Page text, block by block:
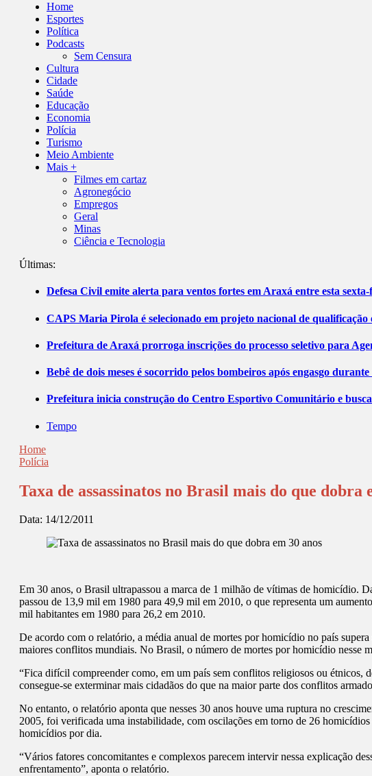
Home
Esportes
Política
Podcasts
Sem Censura
Cultura
Cidade
Saúde
Educação
Economia
Polícia
Turismo
Meio Ambiente
Mais +
Filmes em cartaz
Agronegócio
Empregos
Geral
Minas
Ciência e Tecnologia
Últimas:
Defesa Civil emite alerta para ventos fortes em Araxá entre esta sexta-
CAPS Maria Pirola é selecionado em projeto nacional de
Prefeitura de Araxá prorroga inscrições do processo seletivo para
Bebê de dois meses é socorrido pelos bombeiros após engasgo
Prefeitura inicia construção do Centro Esportivo Comunitário e
Tempo
Home
Polícia
Taxa de assassinatos no Brasil mais do que dobra
Data: 14/12/2011
Em 30 anos, o Brasil ultrapassou a marca de 1 milhão de vítimas de homicídio.
passou de 13,9 mil em 1980 para 49,9 mil em 2010, o que representa um
mil habitantes em 1980 para 26,2 em 2010.
De acordo com o relatório, a média anual de mortes por homicídio no país
maiores conflitos mundiais. No Brasil, o número de mortes por homicídio nesse
“Fica difícil compreender como, em um país sem conflitos religiosos ou étnicos,
consegue-se exterminar mais cidadãos do que na maior parte dos conflitos
No entanto, o relatório aponta que nesses 30 anos houve uma ruptura no
2005, foi verificada uma instabilidade, com oscilações em torno de 26
homicídios por dia.
“Vários fatores concomitantes e complexos parecem intervir nessa explicação
enfrentamento”, aponta o relatório.